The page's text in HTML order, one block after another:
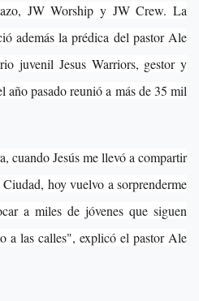
JW Worship y JW Crew. La
además la prédica del pastor Ale
juvenil Jesus Warriors, gestor y
año pasado reunió a más de 35 mil
cuando Jesús me llevó a compartir
hoy vuelvo a sorprenderme
a miles de jóvenes que siguen
a las calles", explicó el pastor Ale